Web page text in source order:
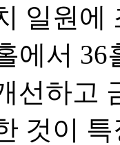
일원에
에서
선하고
것이